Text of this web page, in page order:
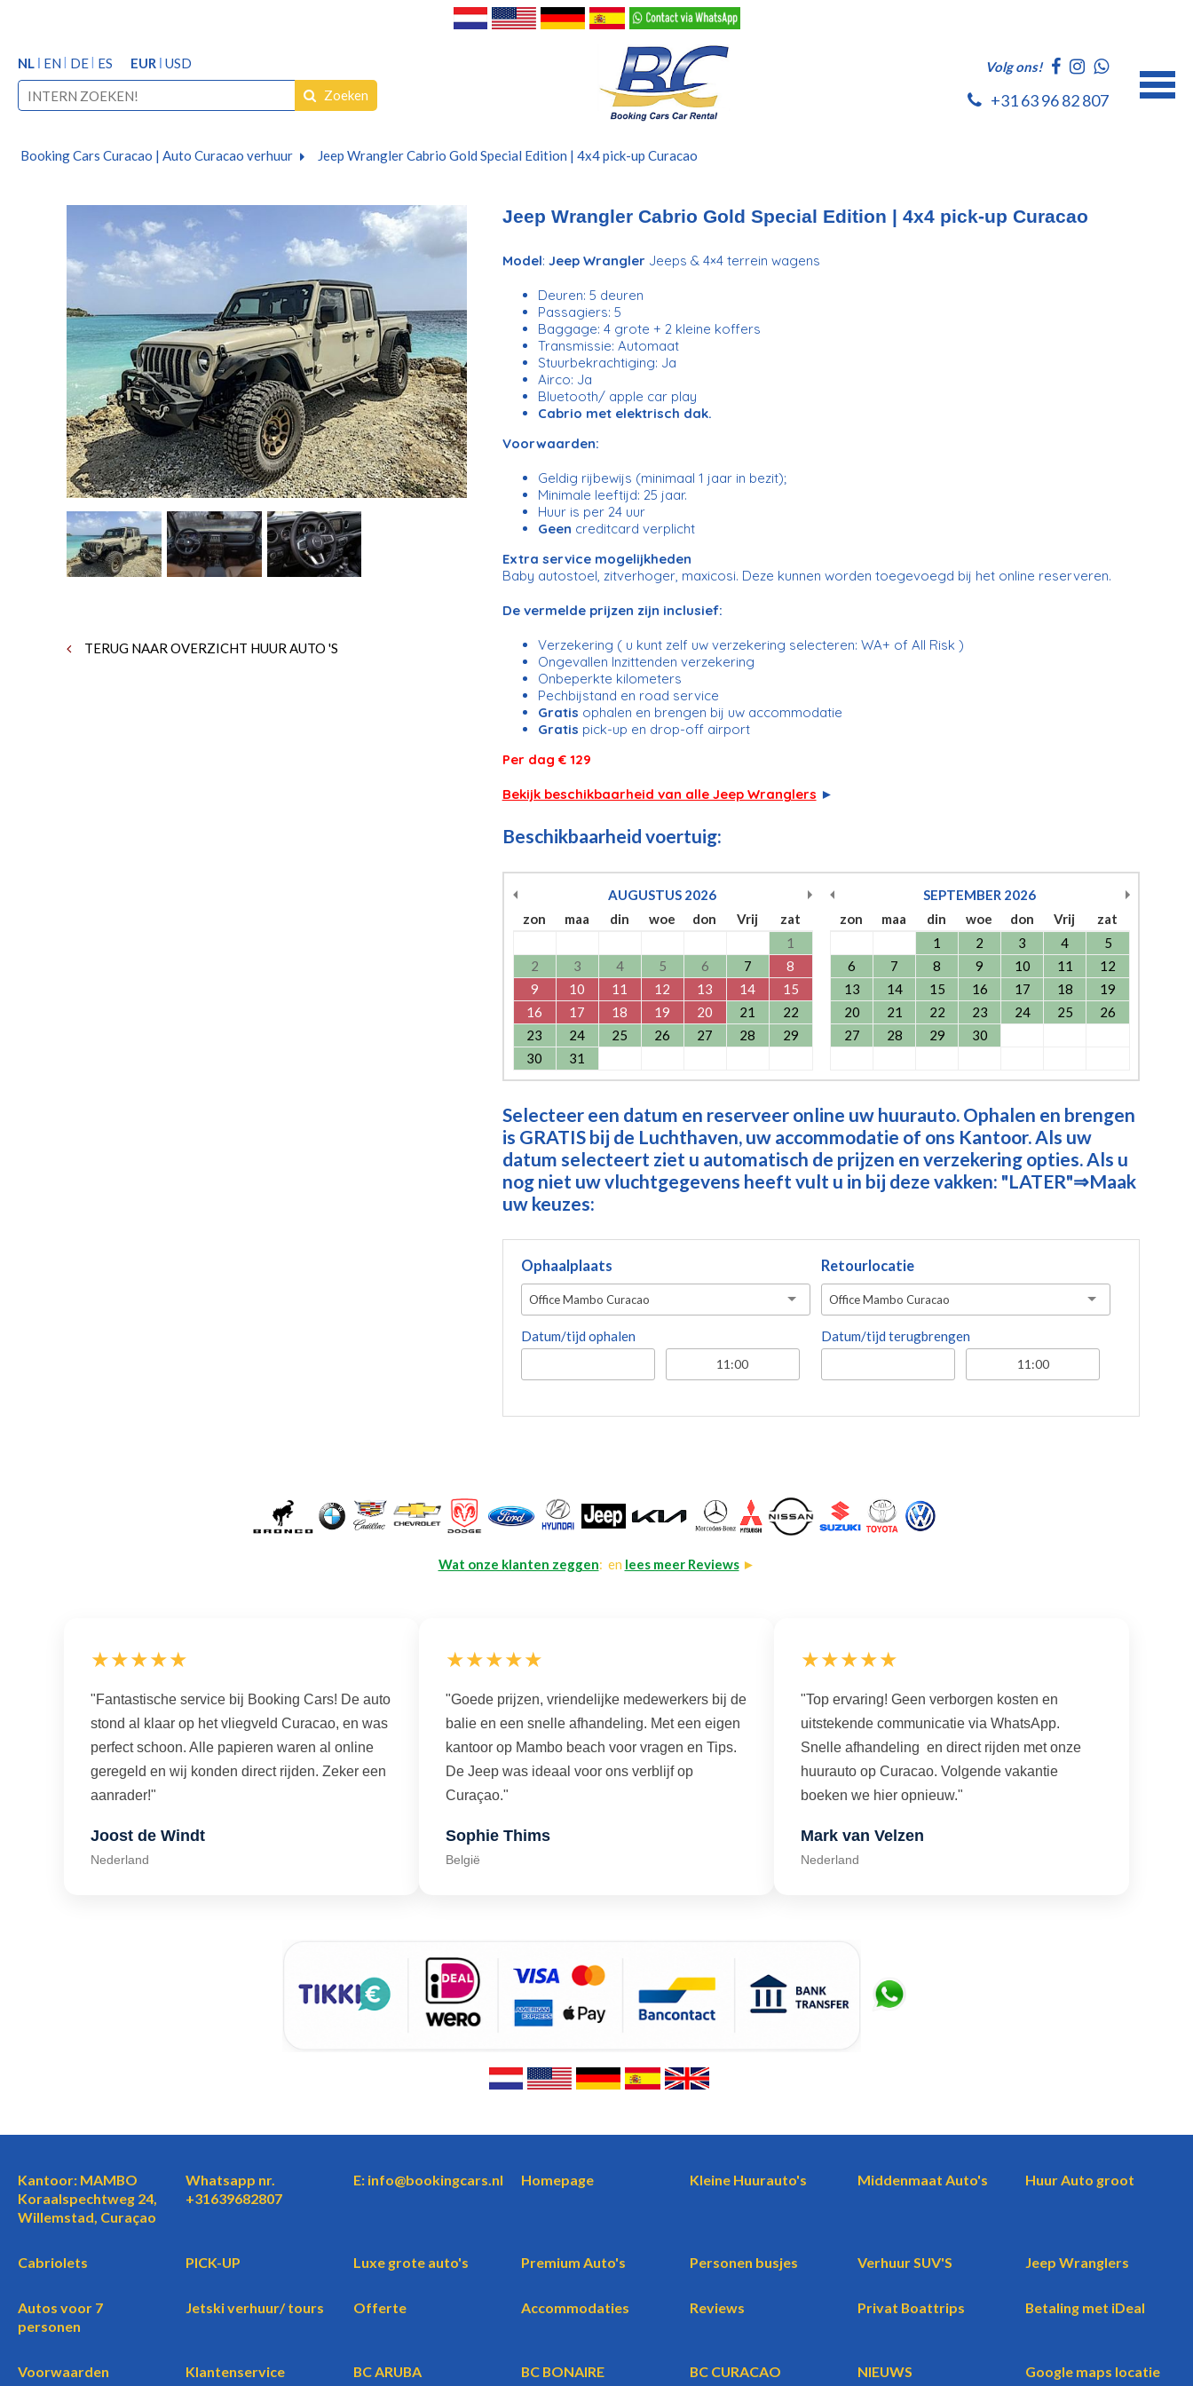
NL EN DE ES EUR USD
Zoeken
Volg ons!
+31 63 96 82 807
Booking Cars Curacao | Auto Curacao verhuur Jeep Wrangler Cabrio Gold Special Edition | 4x4 pick-up Curacao
TERUG NAAR OVERZICHT HUUR AUTO 'S
Jeep Wrangler Cabrio Gold Special Edition | 4x4 pick-up Curacao
Model: Jeep Wrangler Jeeps & 4×4 terrein wagens
Deuren: 5 deuren
Passagiers: 5
Baggage: 4 grote + 2 kleine koffers
Transmissie: Automaat
Stuurbekrachtiging: Ja
Airco: Ja
Bluetooth/ apple car play
Cabrio met elektrisch dak.
Voorwaarden:
Geldig rijbewijs (minimaal 1 jaar in bezit);
Minimale leeftijd: 25 jaar.
Huur is per 24 uur
Geen creditcard verplicht
Extra service mogelijkheden
Baby autostoel, zitverhoger, maxicosi. Deze kunnen worden toegevoegd bij het online reserveren.
De vermelde prijzen zijn inclusief:
Verzekering ( u kunt zelf uw verzekering selecteren: WA+ of All Risk )
Ongevallen Inzittenden verzekering
Onbeperkte kilometers
Pechbijstand en road service
Gratis ophalen en brengen bij uw accommodatie
Gratis pick-up en drop-off airport
Per dag € 129
Bekijk beschikbaarheid van alle Jeep Wranglers ►
Beschikbaarheid voertuig:
AUGUSTUS 2026
zon
maa din woe don Vrij
zat
1
2
3 4 5 6 7
8
9
10 11 12 13 14
15
16
17 18 19 20 21
22
23
24 25 26 27 28
29
30
31
SEPTEMBER 2026
zon
maa din woe don Vrij
zat
1
2 3 4
5
6
7 8 9 10 11
12
13
14 15 16 17 18
19
20
21 22 23 24 25
26
27
28 29 30
Selecteer een datum en reserveer online uw huurauto. Ophalen en brengen
is GRATIS bij de Luchthaven, uw accommodatie of ons Kantoor. Als uw
datum selecteert ziet u automatisch de prijzen en verzekering opties. Als u
nog niet uw vluchtgegevens heeft vult u in bij deze vakken: "LATER"⇒Maak
uw keuzes:
Ophaalplaats
Office Mambo Curacao
Datum/tijd ophalen
Retourlocatie
Office Mambo Curacao
Datum/tijd terugbrengen
Wat onze klanten zeggen: en lees meer Reviews►
★★★★★
"Fantastische service bij Booking Cars! De auto
stond al klaar op het vliegveld Curacao, en was
perfect schoon. Alle papieren waren al online
geregeld en wij konden direct rijden. Zeker een
aanrader!"
Joost de Windt
Nederland
★★★★★
"Goede prijzen, vriendelijke medewerkers bij de
balie en een snelle afhandeling. Met een eigen
kantoor op Mambo beach voor vragen en Tips.
De Jeep was ideaal voor ons verblijf op
Curaçao."
Sophie Thims
België
★★★★★
"Top ervaring! Geen verborgen kosten en
uitstekende communicatie via WhatsApp.
Snelle afhandeling en direct rijden met onze
huurauto op Curacao. Volgende vakantie
boeken we hier opnieuw."
Mark van Velzen
Nederland
Kantoor: MAMBO
Koraalspechtweg 24,
Willemstad, Curaçao
Whatsapp nr.
+31639682807
E: info@bookingcars.nl Homepage Kleine Huurauto's Middenmaat Auto's Huur Auto groot
Cabriolets PICK-UP Luxe grote auto's Premium Auto's Personen busjes Verhuur SUV'S Jeep Wranglers
Autos voor 7
personen
Jetski verhuur/ tours Offerte Accommodaties Reviews Privat Boattrips Betaling met iDeal
Voorwaarden Klantenservice BC ARUBA BC BONAIRE BC CURACAO NIEUWS Google maps locatie